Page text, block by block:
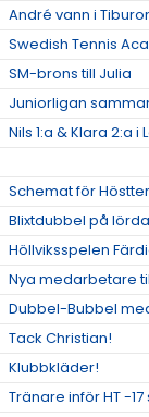
André vann i
Swedish Tennis
SM-brons till Julia
Juniorligan
Nils 1:a & Klara 2:a i
Schemat för
Blixtdubbel på
Höllviksspelen
Nya medarbetare
Dubbel-Bubbel
Tack Christian!
Klubbkläder!
Tränare inför HT -17